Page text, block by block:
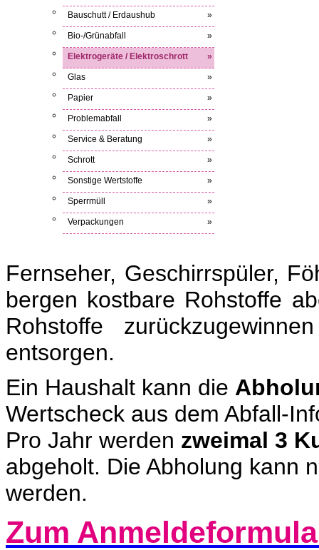
Bauschutt / Erdaushub »
Bio-/Grünabfall »
Elektrogeräte / Elektroschrott »
Glas »
Papier »
Problemabfall »
Service & Beratung »
Schrott »
Sonstige Wertstoffe »
Sperrmüll »
Verpackungen »
Fernseher, Geschirrspüler,
bergen kostbare Rohstoffe
Rohstoffe
entsorgen.
Ein Haushalt kann die
Wertscheck aus dem Abfall-
Pro Jahr werden zweimal 3
abgeholt. Die Abholung kann
werden.
Zum